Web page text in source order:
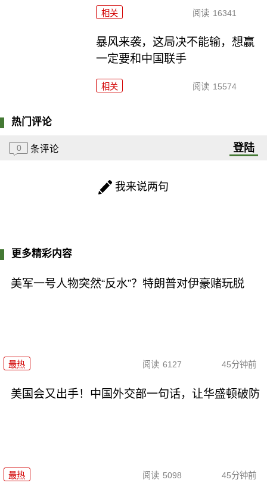
相关 阅读 16341
暴风来袭，这局决不能输，想赢
一定要和中国联手
相关 阅读 15574
热门评论
0 条评论 登陆
我来说两句
更多精彩内容
美军一号人物突然“反水”？特朗普对伊豪赌玩脱
最热 阅读 6127 45分钟前
美国会又出手！中国外交部一句话，让华盛顿破防
最热 阅读 5098 45分钟前